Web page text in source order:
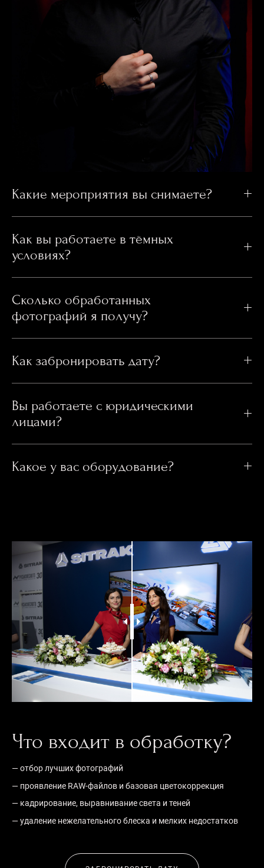
Какие мероприятия вы снимаете?
Как вы работаете в тёмных
условиях?
Сколько обработанных
фотографий я получу?
Как забронировать дату?
Вы работаете с юридическими
лицами?
Какое у вас оборудование?
Что входит в обработку?
— отбор лучших фотографий
— проявление RAW-файлов и базовая цветокоррекция
— кадрирование, выравнивание света и теней
— удаление нежелательного блеска и мелких недостатков